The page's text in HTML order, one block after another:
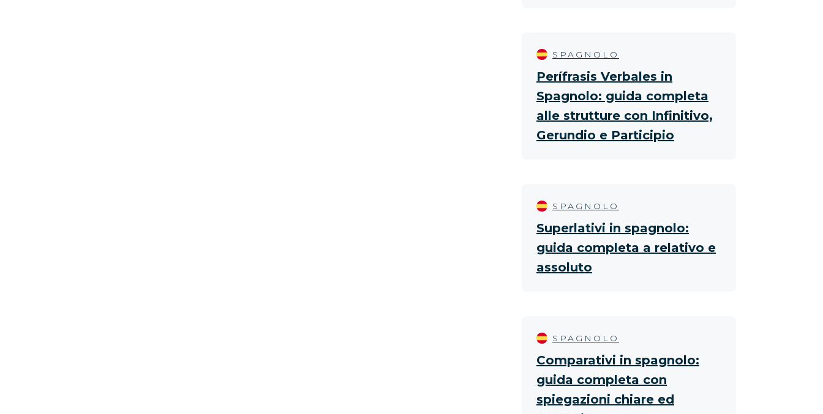
SPAGNOLO
Perífrasis Verbales in
Spagnolo: guida completa
alle strutture con Infinitivo,
Gerundio e Participio
SPAGNOLO
Superlativi in spagnolo:
guida completa a relativo e
assoluto
SPAGNOLO
Comparativi in spagnolo:
guida completa con
spiegazioni chiare ed